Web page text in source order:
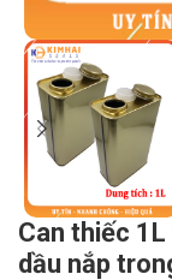
Can thiếc
dầu nắp